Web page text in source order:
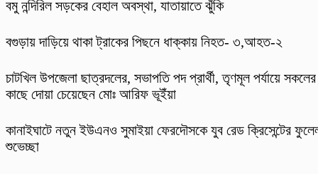
বমু নন্দিরিল সড়কের বেহাল অবস্থা, যাতায়াতে ঝুঁকি
বগুড়ায় দাড়িয়ে থাকা ট্রাকের পিছনে ধাক্কায় নিহত- ৩,আহত-২
চাটখিল উপজেলা ছাত্রদলের, সভাপতি পদ প্রার্থী, তৃণমূল পর্যায়ে সকলের
কাছে দোয়া চেয়েছেন মোঃ আরিফ ভূইঁয়া
কানাইঘাটে নতুন ইউএনও সুমাইয়া ফেরদৌসকে যুব রেড ক্রিসেন্টের
শুভেচ্ছা